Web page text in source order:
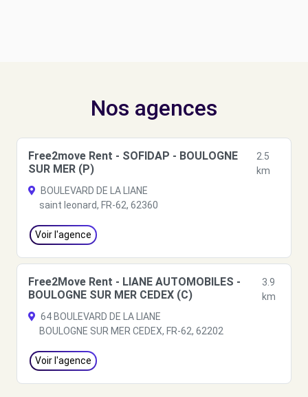
Nos agences
Free2move Rent - SOFIDAP - BOULOGNE
SUR MER (P)
2.5
km
BOULEVARD DE LA LIANE
saint leonard, FR-62, 62360
Voir l'agence
Free2Move Rent - LIANE AUTOMOBILES -
BOULOGNE SUR MER CEDEX (C)
3.9
km
64 BOULEVARD DE LA LIANE
BOULOGNE SUR MER CEDEX, FR-62, 62202
Voir l'agence